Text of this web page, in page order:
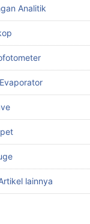
Analitik
lainnya